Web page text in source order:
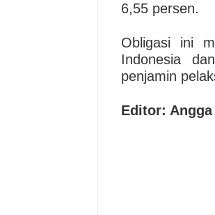
6,55 persen.
Obligasi ini
Indonesia
penjamin
Editor: